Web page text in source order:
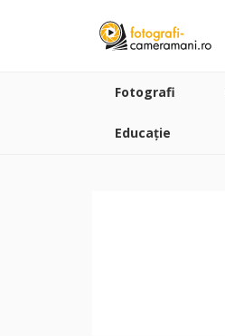
Fotografi
Educație